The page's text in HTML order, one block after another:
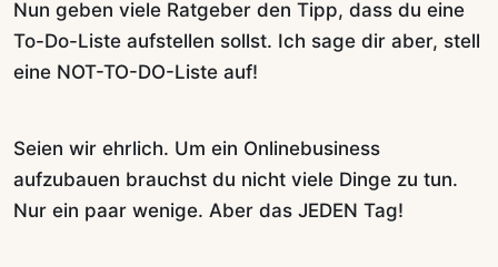
Nun geben viele Ratgeber den Tipp, dass du eine
To-Do-Liste aufstellen sollst. Ich sage dir aber, stell
eine NOT-TO-DO-Liste auf!
Seien wir ehrlich. Um ein Onlinebusiness
aufzubauen brauchst du nicht viele Dinge zu tun.
Nur ein paar wenige. Aber das JEDEN Tag!